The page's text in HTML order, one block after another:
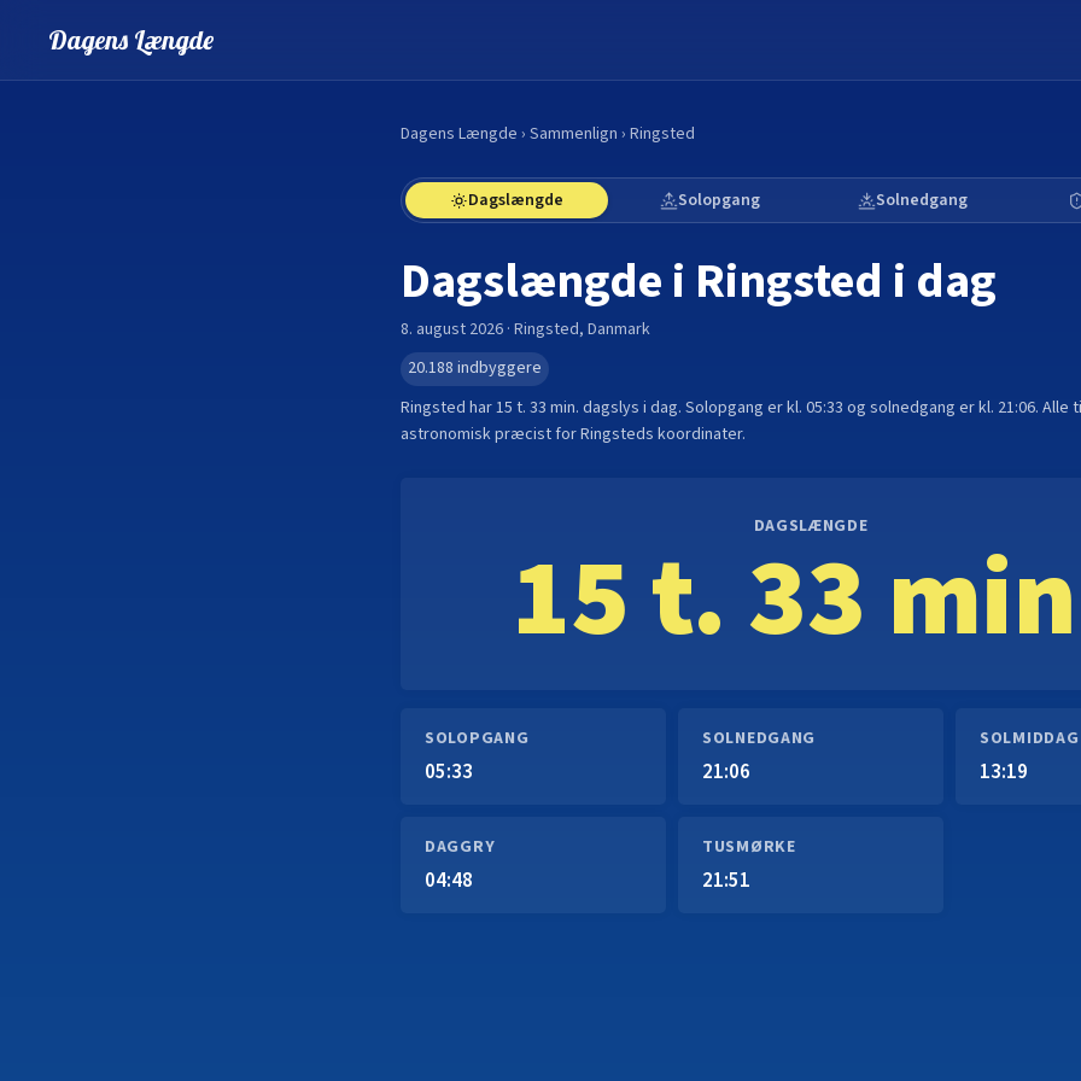
Dagens Længde
Dagens Længde › Sammenlign › Ringsted
Dagslængde Solopgang Solnedgang
Dagslængde i Ringsted i dag
8. august 2026 · Ringsted, Danmark
20.188 indbyggere
Ringsted har15 t. 33 min. dagslys i dag. Solopgang er kl. 05:33 og solnedgang er kl. 21:06. Alle
astronomisk præcist forRingsteds koordinater.
DAGSLÆNGDE
15 t. 33
SOLOPGANG
05:33
SOLNEDGANG
21:06
SOLMIDDAG
13:19
DAGGRY
04:48
TUSMØRKE
21:51